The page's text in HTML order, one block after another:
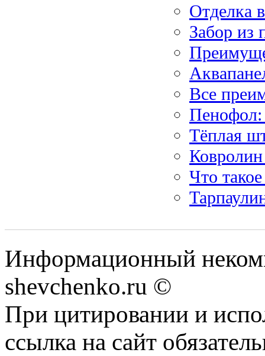
Отделка
Забор из
Все
Пенофол:
Тёплая
Что
Информационный
shevchenko.ru ©
При цитировании и
ссылка на сайт